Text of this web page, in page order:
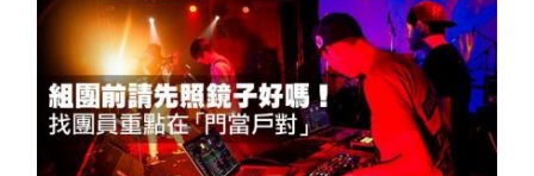
到許多好音樂，也蒐集到不少小閱讀全文 "【我
用音樂養小孩】我們的乾媽是魏如萱：賴心樂、
賴錚"